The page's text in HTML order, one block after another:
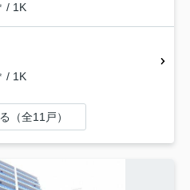
/ 1K
/ 1K
（全11戸）